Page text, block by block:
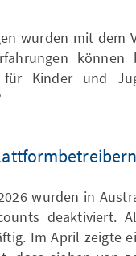
wurden mit dem
für Kinder und
wurden in
deaktiviert.
Im April zeigte